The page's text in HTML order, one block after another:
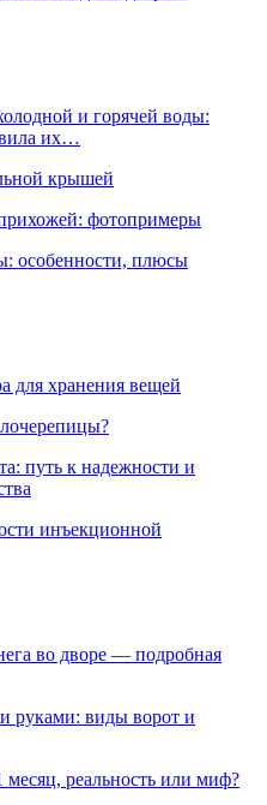
и горячей воды:
их…
крышей
фотопримеры
особенности, плюсы
для хранения вещей
путь к надежности и
инъекционной
во дворе — подробная
руками: виды ворот и
месяц, реальность или миф?